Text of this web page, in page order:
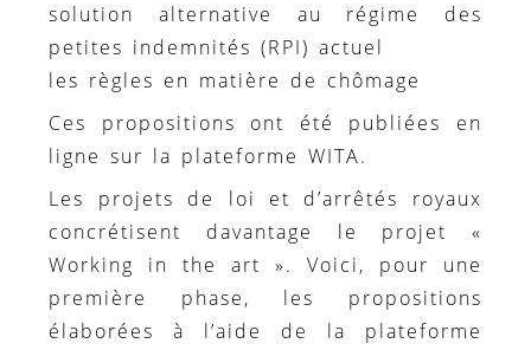
solution alternative au régime des
petites indemnités (RPI) actuel
les règles en matière de chômage
Ces propositions ont été publiées en
ligne sur la plateforme WITA.
Les projets de loi et d’arrêtés royaux
concrétisent davantage le projet «
Working in the art ». Voici, pour une
première phase, les propositions
élaborées à l’aide de la plateforme